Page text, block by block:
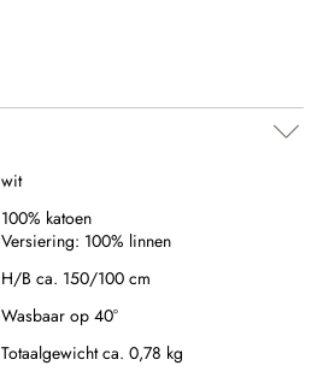
wit
100% katoen
Versiering: 100% linnen
H/B ca. 150/100 cm
Wasbaar op 40°
Totaalgewicht ca. 0,78 kg